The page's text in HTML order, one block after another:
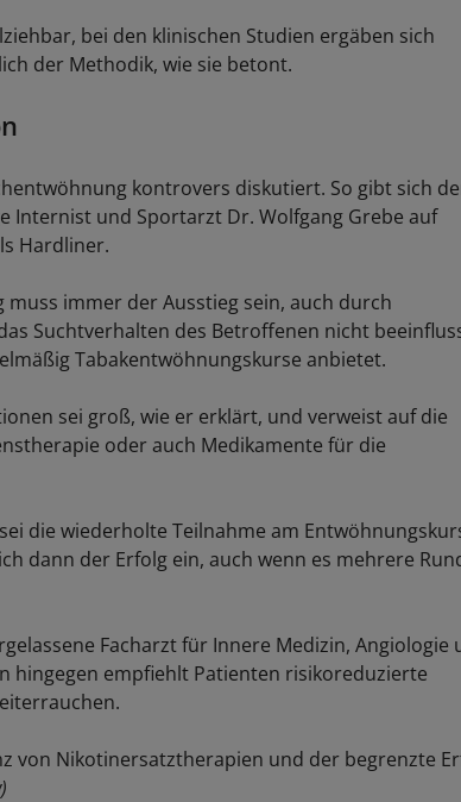
bei den klinischen Studien ergäben sich
der Methodik, wie sie betont.
kontrovers diskutiert. So gibt sich
Internist und Sportarzt Dr. Wolfgang Grebe auf
Hardliner.
muss immer der Ausstieg sein, auch durch
Suchtverhalten des Betroffenen nicht
Tabakentwöhnungskurse anbietet.
sei groß, wie er erklärt, und verweist auf die
oder auch Medikamente für die
die wiederholte Teilnahme am
dann der Erfolg ein, auch wenn es mehrere
Facharzt für Innere Medizin, Angiologie
hingegen empfiehlt Patienten risikoreduzierte
von Nikotinersatztherapien und der begrenzte